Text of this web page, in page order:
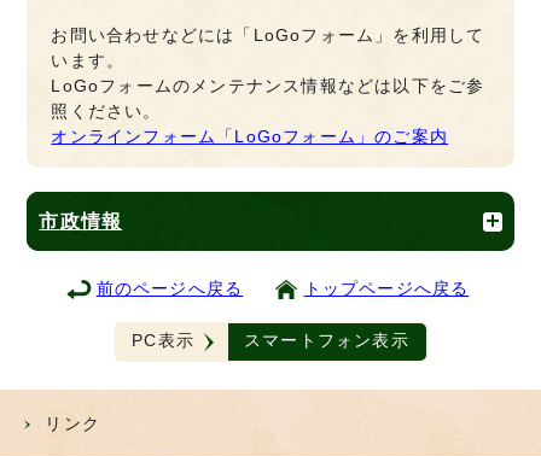
お問い合わせなどには「LoGoフォーム」を利用して
います。
LoGoフォームのメンテナンス情報などは以下をご参
照ください。
オンラインフォーム「LoGoフォーム」のご案内
市政情報
前のページへ戻る トップページへ戻る
PC表示 スマートフォン表示
リンク